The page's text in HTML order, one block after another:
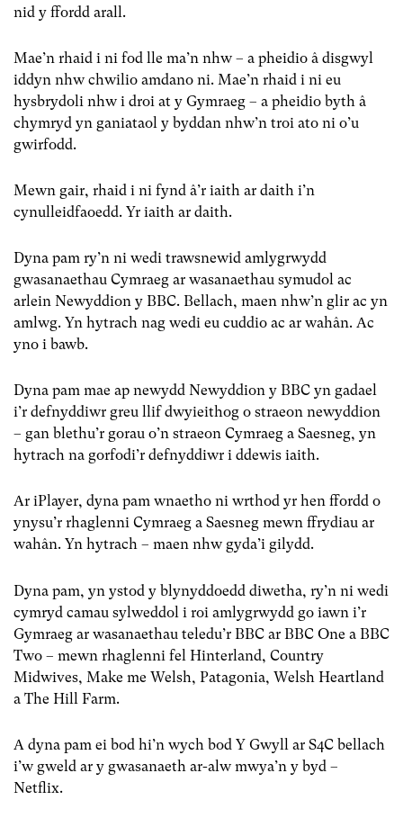
nid y ffordd arall.
Mae’n rhaid i ni fod lle ma’n nhw – a pheidio â disgwyl
iddyn nhw chwilio amdano ni. Mae’n rhaid i ni eu
hysbrydoli nhw i droi at y Gymraeg – a pheidio byth â
chymryd yn ganiataol y byddan nhw’n troi ato ni o’u
gwirfodd.
Mewn gair, rhaid i ni fynd â’r iaith ar daith i’n
cynulleidfaoedd. Yr iaith ar daith.
Dyna pam ry’n ni wedi trawsnewid amlygrwydd
gwasanaethau Cymraeg ar wasanaethau symudol ac
arlein Newyddion y BBC. Bellach, maen nhw’n glir ac yn
amlwg. Yn hytrach nag wedi eu cuddio ac ar wahân. Ac
yno i bawb.
Dyna pam mae ap newydd Newyddion y BBC yn gadael
i’r defnyddiwr greu llif dwyieithog o straeon newyddion
– gan blethu’r gorau o’n straeon Cymraeg a Saesneg, yn
hytrach na gorfodi’r defnyddiwr i ddewis iaith.
Ar iPlayer, dyna pam wnaetho ni wrthod yr hen ffordd o
ynysu’r rhaglenni Cymraeg a Saesneg mewn ffrydiau ar
wahân. Yn hytrach – maen nhw gyda’i gilydd.
Dyna pam, yn ystod y blynyddoedd diwetha, ry’n ni wedi
cymryd camau sylweddol i roi amlygrwydd go iawn i’r
Gymraeg ar wasanaethau teledu’r BBC ar BBC One a BBC
Two – mewn rhaglenni fel Hinterland, Country
Midwives, Make me Welsh, Patagonia, Welsh Heartland
a The Hill Farm.
A dyna pam ei bod hi’n wych bod Y Gwyll ar S4C bellach
i’w gweld ar y gwasanaeth ar-alw mwya’n y byd –
Netflix.